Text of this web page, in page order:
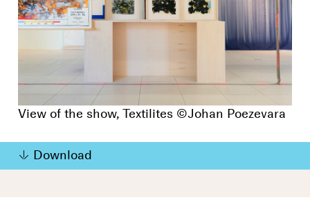
View of the show, Textilites ©Johan Poezevara
Download